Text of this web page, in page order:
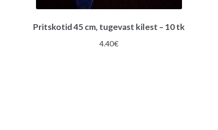
Pritskotid 45 cm, tugevast kilest – 10 tk
4.40€